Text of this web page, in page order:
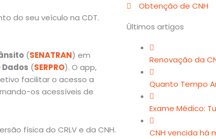
do seu veículo na CDT.
(SENATRAN) em
(SERPRO). O app,
facilitar o acesso a
os acessíveis de
física do CRLV e da CNH.
Obtenção de CNH
Últimos artigos
Renovação da
Quanto Tempo
Exame Médico:
CNH vencida há